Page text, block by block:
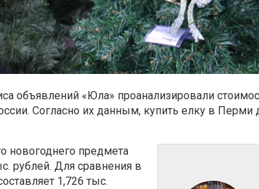
объявлений «Юла» проанализировали
Согласно их данным, купить елку в
новогоднего предмета
рублей. Для сравнения в
1,726 тыс.